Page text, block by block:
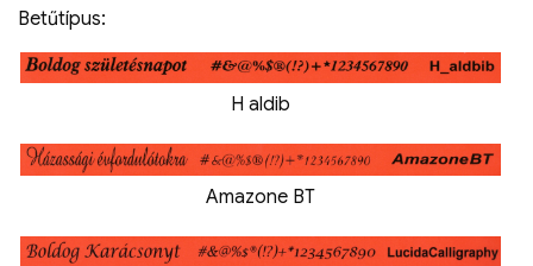
Betűtípus:
H aldib
Amazone BT